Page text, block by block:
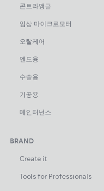
콘트라앵글
임상 마이크로모터
오랄케어
엔도용
수술용
기공용
메인터넌스
BRAND
Create it
Tools for Professionals